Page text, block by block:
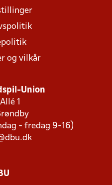
og vilkår
Union
1
- fredag 9-16)